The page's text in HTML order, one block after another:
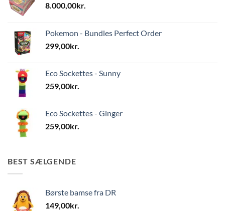
8.000,00kr.
Pokemon - Bundles Perfect Order
299,00kr.
Eco Sockettes - Sunny
259,00kr.
Eco Sockettes - Ginger
259,00kr.
BEST SÆLGENDE
Børste bamse fra DR
149,00kr.